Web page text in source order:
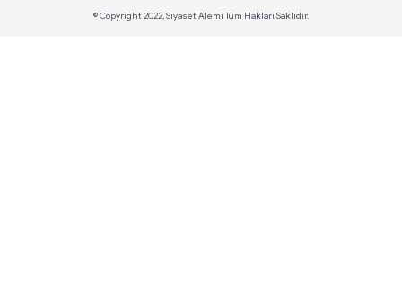
© Copyright 2022, Siyaset Alemi Tüm Hakları Saklıdır.